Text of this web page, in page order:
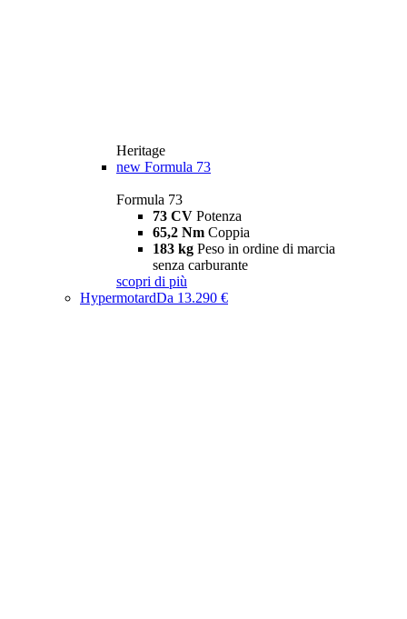
Heritage
new Formula 73
Formula 73
73 CV Potenza
65,2 Nm Coppia
183 kg Peso in ordine di marcia
senza carburante
scopri di più
HypermotardDa 13.290 €